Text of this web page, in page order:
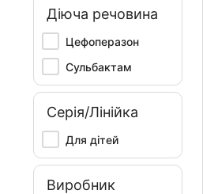
Діюча речовина
Цефоперазон
Сульбактам
Серія/Лінійка
Для дітей
Виробник